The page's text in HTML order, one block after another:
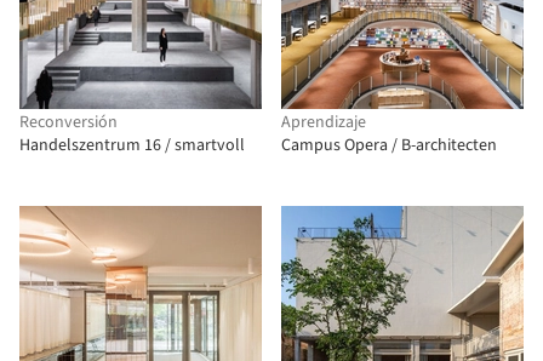
Reconversión
Handelszentrum 16 / smartvoll
Aprendizaje
Campus Opera / B-architecten